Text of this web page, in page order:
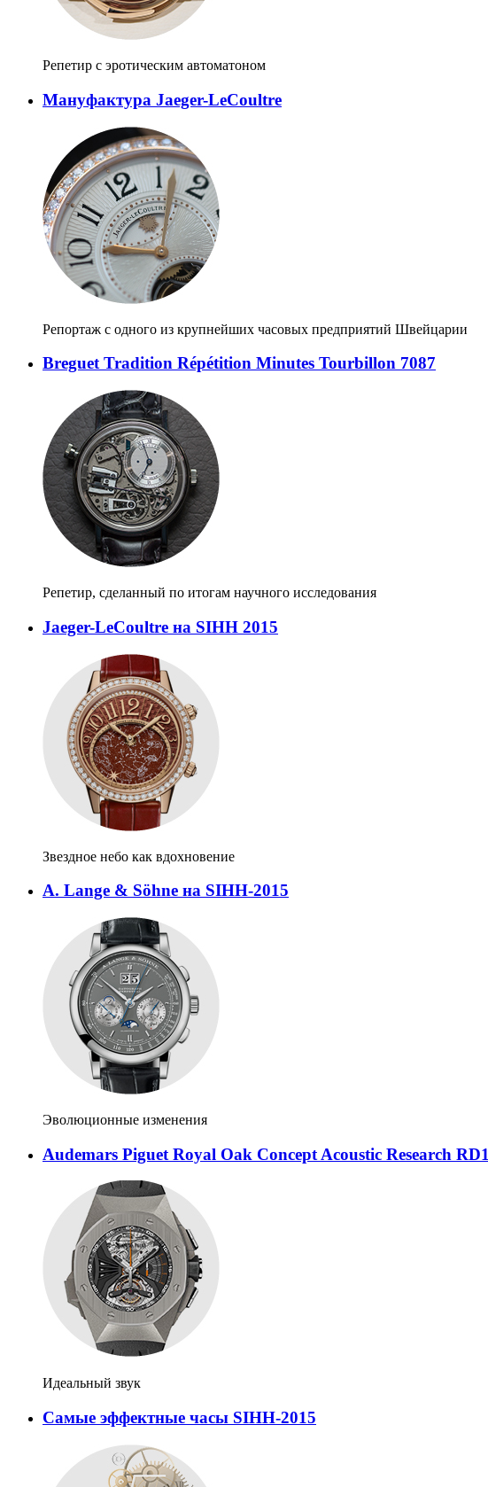
Репетир с эротическим автоматоном
Мануфактура Jaeger-LeCoultre
Репортаж с одного из крупнейших часовых предприятий Швейцарии
Breguet Tradition Répétition Minutes Tourbillon 7087
Репетир, сделанный по итогам научного исследования
Jaeger-LeCoultre на SIHH 2015
Звездное небо как вдохновение
A. Lange & Söhne на SIHH-2015
Эволюционные изменения
Audemars Piguet Royal Oak Concept Acoustic Research RD1
Идеальный звук
Самые эффектные часы SIHH-2015